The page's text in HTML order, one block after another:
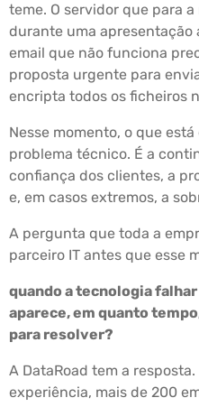
teme. O servidor que para
durante uma apresentação
email que não funciona
proposta urgente para
encripta todos os ficheiros
Nesse momento, o que
problema técnico. É a
confiança dos clientes, a
e, em casos extremos, a
A pergunta que toda a
parceiro IT antes que esse
quando a tecnologia
aparece, em quanto
para resolver?
A DataRoad tem a
experiência, mais de 200